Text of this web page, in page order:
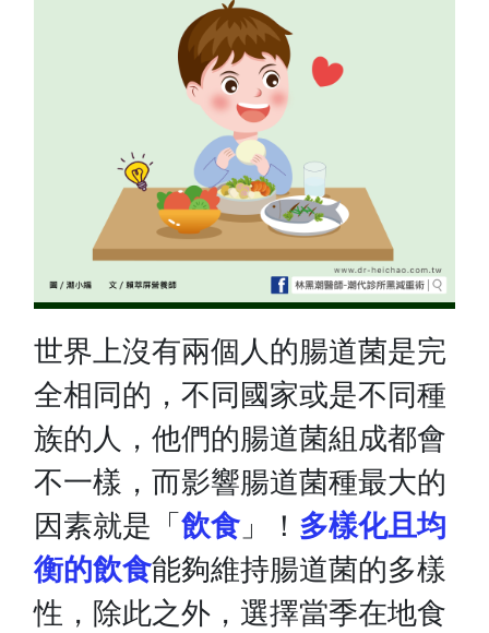
世界上沒有兩個人的腸道菌是完
全相同的，不同國家或是不同種
族的人，他們的腸道菌組成都會
不一樣，而影響腸道菌種最大的
因素就是「飲食」！ 多樣化且均
衡的飲食能夠維持腸道菌的多樣
性，除此之外，選擇當季在地食